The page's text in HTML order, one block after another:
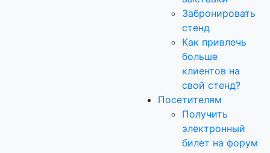
Забронировать
стенд
Как привлечь
больше
клиентов на
свой стенд?
Посетителям
Получить
электронный
билет на форум